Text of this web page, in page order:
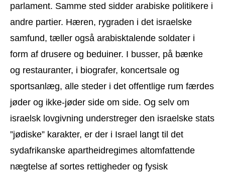
parlament. Samme sted sidder arabiske politikere i
andre partier. Hæren, rygraden i det israelske
samfund, tæller også arabisktalende soldater i
form af drusere og beduiner. I busser, på bænke
og restauranter, i biografer, koncertsale og
sportsanlæg, alle steder i det offentlige rum færdes
jøder og ikke-jøder side om side. Og selv om
israelsk lovgivning understreger den israelske stats
”jødiske” karakter, er der i Israel langt til det
sydafrikanske apartheidregimes altomfattende
nægtelse af sortes rettigheder og fysisk